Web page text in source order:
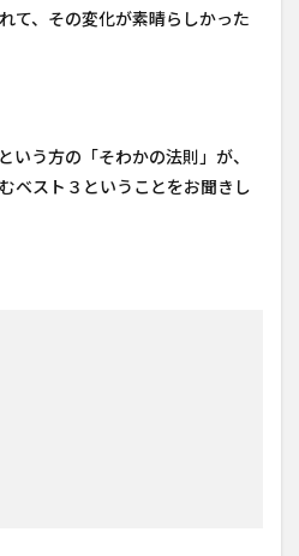
て、その変化が素晴らしかった
いう方の「そわかの法則」が、
ベスト３ということをお聞きし